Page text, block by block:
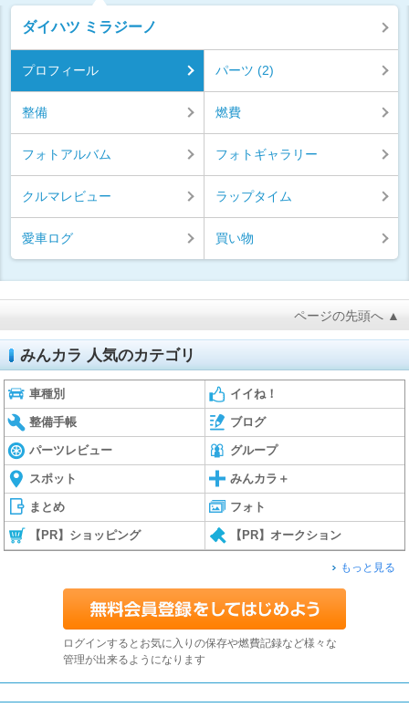
ダイハツ ミラジーノ
プロフィール パーツ (2)
整備 燃費
フォトアルバム フォトギャラリー
クルマレビュー ラップタイム
愛車ログ 買い物
ページの先頭へ ▲
みんカラ 人気のカテゴリ
車種別 イイね！
整備手帳 ブログ
パーツレビュー グループ
スポット みんカラ＋
まとめ フォト
【PR】ショッピング 【PR】オークション
もっと見る
ログインするとお気に入りの保存や燃費記録など様々な
管理が出来るようになります